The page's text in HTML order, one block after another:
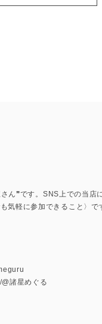
ん❞です。SNS上での当店
気軽に参加できること〉
諸星めぐる